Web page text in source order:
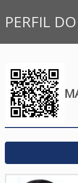
PERFIL